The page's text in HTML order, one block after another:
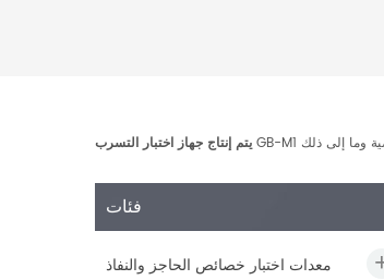
يتم إنتاج جهاز اختبار التسرب
فئات
معدات اختبار خصائص الحاجز والنفاذ